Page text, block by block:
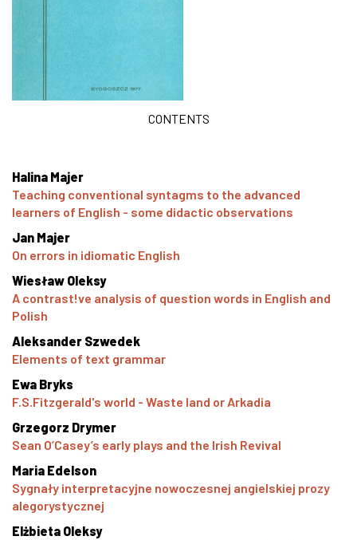
CONTENTS
Halina Majer
Teaching conventional syntagms to the advanced
learners of English - some didactic observations
Jan Majer
On errors in idiomatic English
Wiesław Oleksy
A contrast!ve analysis of question words in English and
Polish
Aleksander Szwedek
Elements of text grammar
Ewa Bryks
F.S.Fitzgerald's world - Waste land or Arkadia
Grzegorz Drymer
Sean O’Casey’s early plays and the Irish Revival
Maria Edelson
Sygnały interpretacyjne nowoczesnej angielskiej prozy
alegorystycznej
Elżbieta Oleksy